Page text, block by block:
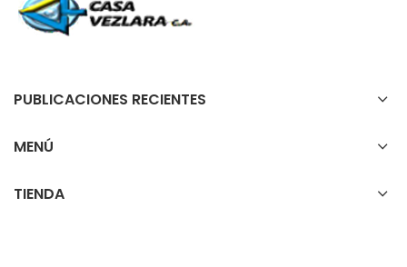
PUBLICACIONES RECIENTES
MENÚ
TIENDA